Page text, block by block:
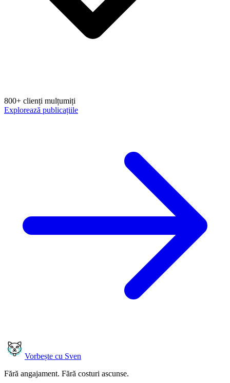
800+ clienți mulțumiți
Explorează publicațiile
Vorbește cu Sven
Fără angajament. Fără costuri ascunse.